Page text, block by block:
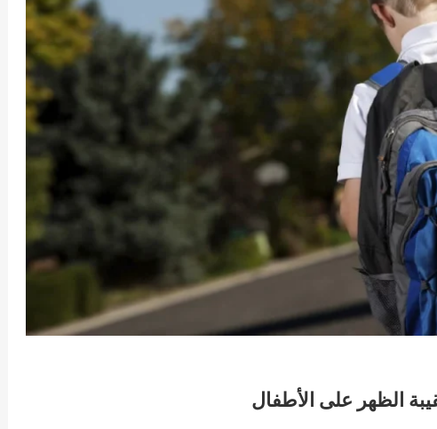
الظهر على الأطفال